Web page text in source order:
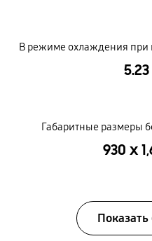
В режиме охлаждения при
Габаритные размеры
930 x